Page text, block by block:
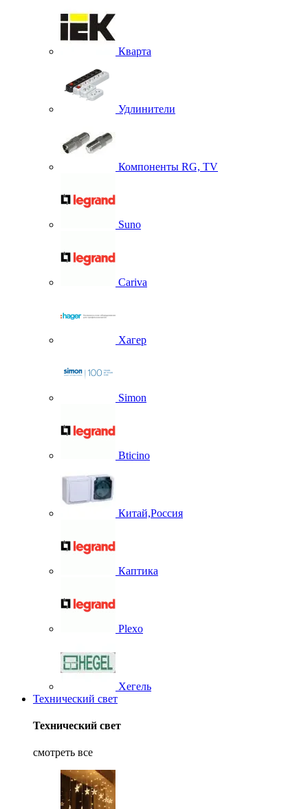
Кварта
Удлинители
Компоненты RG, TV
Suno
Cariva
Хагер
Simon
Bticino
Китай,Россия
Каптика
Plexo
Хегель
Технический свет
Технический свет
смотреть все